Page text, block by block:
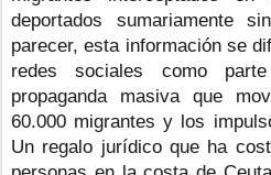
deportados sumariamente
parecer, esta información se
redes sociales como
propaganda masiva que
60.000 migrantes y los
Un regalo jurídico que ha